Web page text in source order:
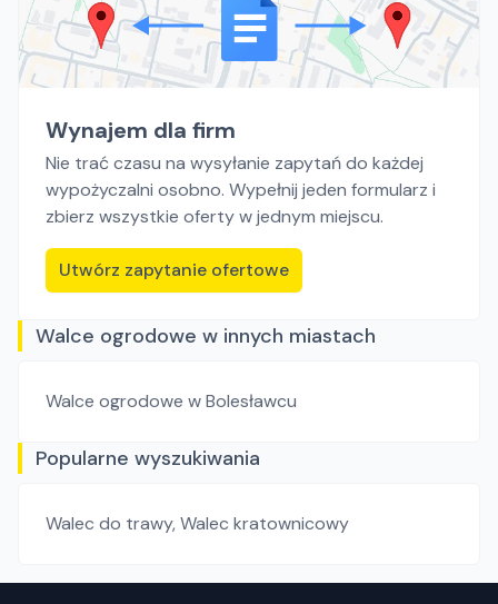
Wynajem dla firm
Nie trać czasu na wysyłanie zapytań do każdej
wypożyczalni osobno. Wypełnij jeden formularz i
zbierz wszystkie oferty w jednym miejscu.
Utwórz zapytanie ofertowe
Walce ogrodowe w innych miastach
Walce ogrodowe w Bolesławcu
Popularne wyszukiwania
Walec do trawy,Walec kratownicowy